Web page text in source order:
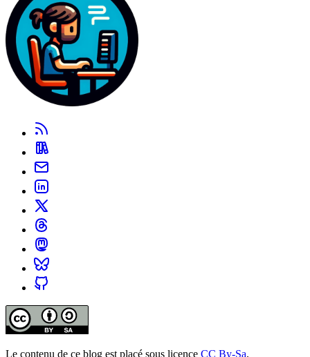
Le contenu de ce blog est placé sous licence CC By-Sa.